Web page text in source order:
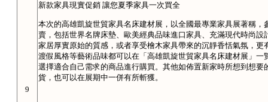
9
新款家具現實促銷 讓您夏季家具一次買全
本次的高雄凱旋世貿家具名床建材展，以全國最專業家具展著稱
賣，包括世界名牌床墊、歐美經典品味進口家具、充滿現代時尚
家居厚實原始的質感，或者享受檜木家具帶來的沉靜香恬氣氛，
渡假風格等藝術品味都可以在「高雄凱旋世貿家具名床建材展」
選擇適合自己需求的商品進行購買。其他如佈置新家時所想到想
貨，也可以在展期中一併有所斬獲。